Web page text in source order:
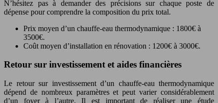
N’hésitez pas à demander des précisions sur chaque poste de
dépense pour comprendre la composition du prix total.
Prix moyen d’un chauffe-eau thermodynamique : 1800€ à
3500€.
Coût moyen d’installation en rénovation : 1200€ à 3000€.
Retour sur investissement et aides financières
Le retour sur investissement d’un chauffe-eau thermodynamique
dépend de nombreux paramètres et peut varier considérablement
d’un foyer à l’autre. Il est important de réaliser une étude